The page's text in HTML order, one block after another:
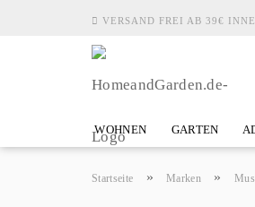
VERSAND FREI AB 39€
WOHNEN GARTEN
Startseite » Marken »